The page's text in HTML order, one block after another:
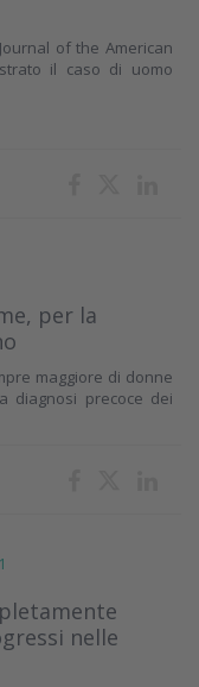
of the American
il caso di uomo
per la
maggiore di donne
diagnosi precoce dei
nelle